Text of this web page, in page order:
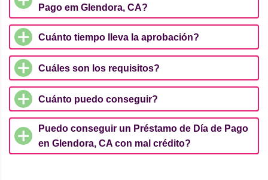
Pago em Glendora, CA?
Cuánto tiempo lleva la aprobación?
Cuáles son los requisitos?
Cuánto puedo conseguir?
Puedo conseguir un Préstamo de Día de Pago
en Glendora, CA con mal crédito?